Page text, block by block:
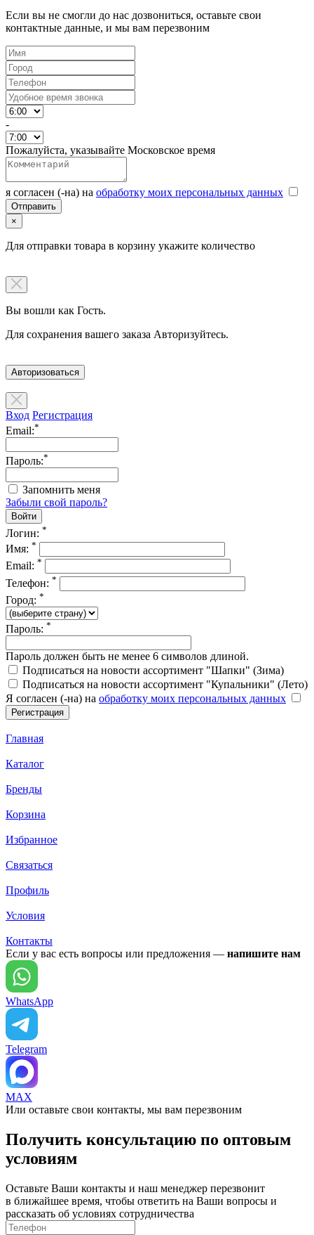
Если вы не смогли до нас дозвониться, оставьте свои
контактные данные, и мы вам перезвоним
-
Пожалуйста, указывайте Московское время
я согласен (-на) на обработку моих персональных данных
×
Для отправки товара в корзину укажите количество
Вы вошли как Гость.
Для сохранения вашего заказа Авторизуйтесь.
Авторизоваться
Вход Регистрация
Email:*
Пароль:*
Запомнить меня
Забыли свой пароль?
Логин: *
Имя: *
Email: *
Телефон: *
Город: *
Пароль: *
Пароль должен быть не менее 6 символов длиной.
Подписаться на новости ассортимент "Шапки" (Зима)
Подписаться на новости ассортимент "Купальники" (Лето)
Я согласен (-на) на обработку моих персональных данных
Главная
Каталог
Бренды
Корзина
Избранное
Связаться
Профиль
Условия
Контакты
Если у вас есть вопросы или предложения — напишите нам
WhatsApp
Telegram
MAX
Или оставьте свои контакты, мы вам перезвоним
Получить консультацию по оптовым
условиям
Оставьте Ваши контакты и наш менеджер перезвонит
в ближайшее время, чтобы ответить на Ваши вопросы и
рассказать об условиях сотрудничества